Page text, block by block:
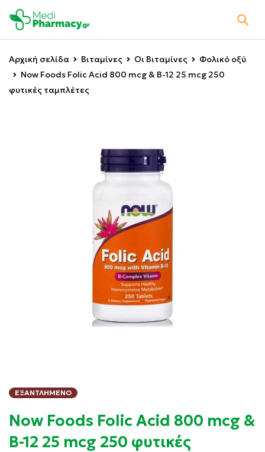
Αρχική σελίδα Βιταμίνες Οι Βιταμίνες
Φολικό οξύ
Now Foods Folic Acid 800 mcg & B-12 25 mcg 250
φυτικές ταμπλέτες
ΕΞΑΝΤΛΗΜΈΝΟ
Now Foods Folic Acid 800 mcg &
B-12 25 mcg 250 φυτικές